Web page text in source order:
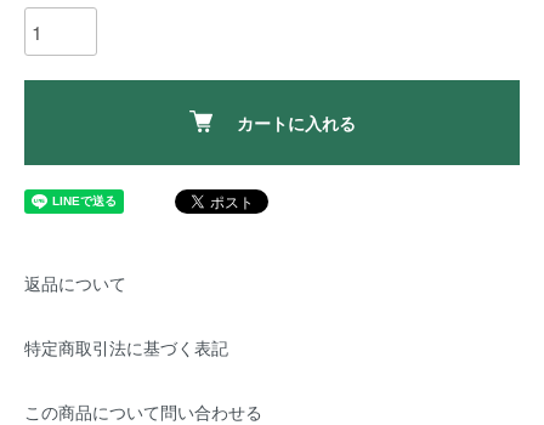
カートに入れる
返品について
特定商取引法に基づく表記
この商品について問い合わせる